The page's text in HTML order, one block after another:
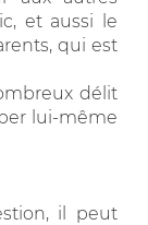
et aussi le
qui est
délit
lui-même
il peut